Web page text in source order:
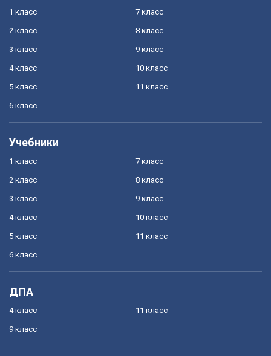
1 класс
2 класс
3 класс
4 класс
5 класс
6 класс
7 класс
8 класс
9 класс
10 класс
11 класс
Учебники
1 класс
2 класс
3 класс
4 класс
5 класс
6 класс
7 класс
8 класс
9 класс
10 класс
11 класс
ДПА
4 класс
9 класс
11 класс